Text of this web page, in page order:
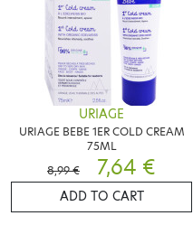
URIAGE
URIAGE BEBE 1ER COLD CREAM
75ML
8,99 €
7,64 €
ADD TO CART